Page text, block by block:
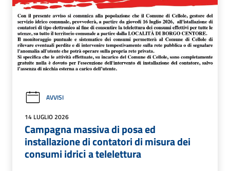
AVVISI
14 LUGLIO 2026
Campagna massiva di posa ed
installazione di contatori di misura dei
consumi idricі a telelettura